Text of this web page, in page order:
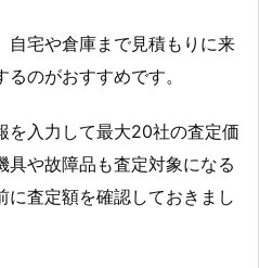
自宅や倉庫まで見積もりに来
のがおすすめです。
を入力して最大20社の査定価
や故障品も査定対象になる
査定額を確認しておきまし